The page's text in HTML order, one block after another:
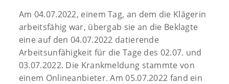
Am 04.07.2022, einem Tag, an dem die Klägerin
arbeitsfähig war, übergab sie an die Beklagte
eine auf den 04.07.2022 datierende
Arbeitsunfähigkeit für die Tage des 02.07. und
03.07.2022. Die Krankmeldung stammte von
einem Onlineanbieter. Am 05.07.2022 fand ein